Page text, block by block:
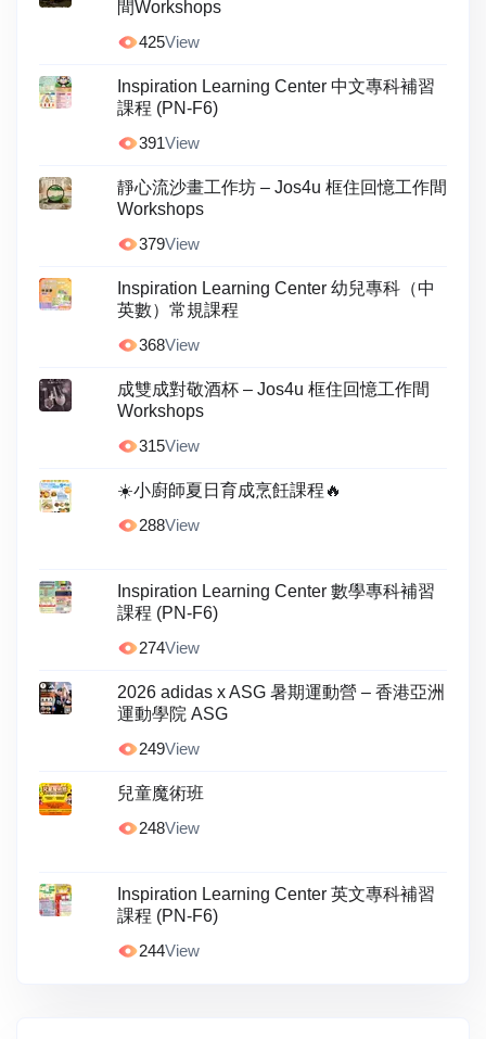
間Workshops
425View
Inspiration Learning Center 中文專科補習
課程 (PN-F6)
391View
靜心流沙畫工作坊 – Jos4u 框住回憶工作間
Workshops
379View
Inspiration Learning Center 幼兒專科（中
英數）常規課程
368View
成雙成對敬酒杯 – Jos4u 框住回憶工作間
Workshops
315View
☀️小廚師夏日育成烹飪課程🔥
288View
Inspiration Learning Center 數學專科補習
課程 (PN-F6)
274View
2026 adidas x ASG 暑期運動營 – 香港亞洲
運動學院 ASG
249View
兒童魔術班
248View
Inspiration Learning Center 英文專科補習
課程 (PN-F6)
244View